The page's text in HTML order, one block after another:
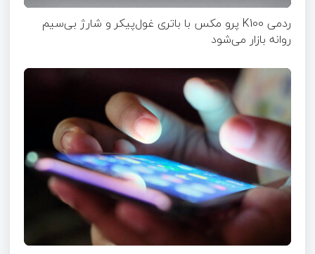
ردمی K100 پرو مکس با باتری غول‌پیکر و شارژ بی‌سیم
روانه بازار می‌شود